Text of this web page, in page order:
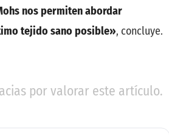
nos permiten abordar
tejido sano posible», concluye.
por valorar este artículo.